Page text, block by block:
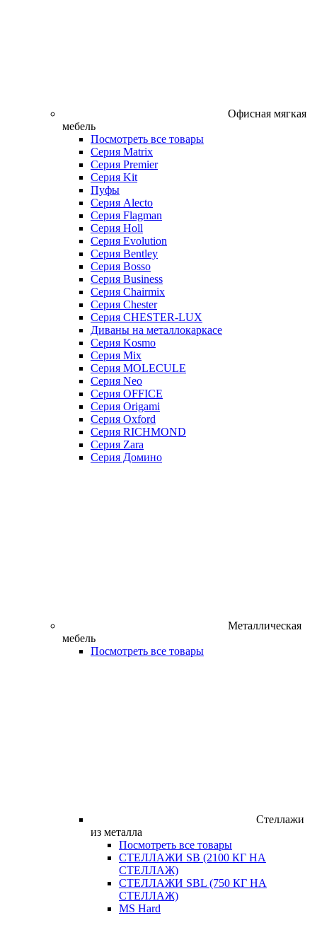
Офисная мягкая
мебель
Посмотреть все товары
Серия Matrix
Серия Premier
Серия Kit
Пуфы
Серия Alecto
Серия Flagman
Серия Holl
Серия Evolution
Серия Bentley
Серия Bosso
Серия Business
Серия Chairmix
Серия Chester
Серия CHESTER-LUX
Диваны на металлокаркасе
Серия Kosmo
Серия Mix
Серия MOLECULE
Серия Neo
Серия OFFICE
Серия Origami
Серия Oxford
Серия RICHMOND
Серия Zara
Серия Домино
Металлическая
мебель
Посмотреть все товары
Стеллажи
из металла
Посмотреть все товары
СТЕЛЛАЖИ SB (2100 КГ НА
СТЕЛЛАЖ)
СТЕЛЛАЖИ SBL (750 КГ НА
СТЕЛЛАЖ)
MS Hard